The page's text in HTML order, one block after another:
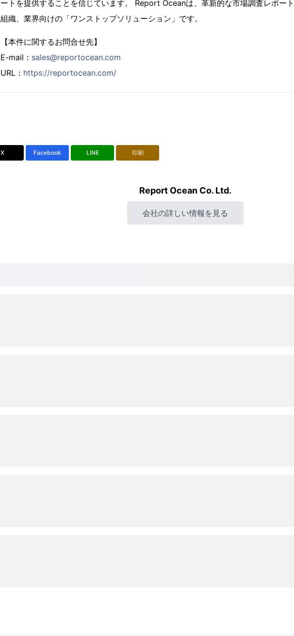
ートを提供することを信じています。 Report Oceanは、革新的な市場調査レポート
組織、業界向けの「ワンストップソリューション」です。
【本件に関するお問合せ先】
E-mail： sales@reportocean.com
URL： https://reportocean.com/
X Facebook LINE 印刷
Report Ocean Co. Ltd.
会社の詳しい情報を見る